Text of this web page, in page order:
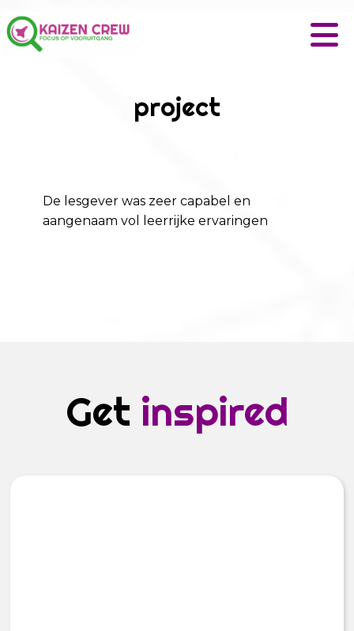
project
De lesgever was zeer capabel en
aangenaam vol leerrijke ervaringen
Get inspired